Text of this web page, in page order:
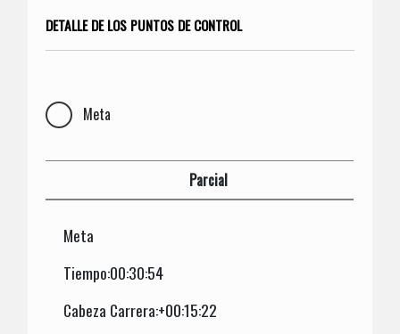
DETALLE DE LOS PUNTOS DE CONTROL
Meta
Parcial
Meta
Tiempo:00:30:54
Cabeza Carrera:+00:15:22